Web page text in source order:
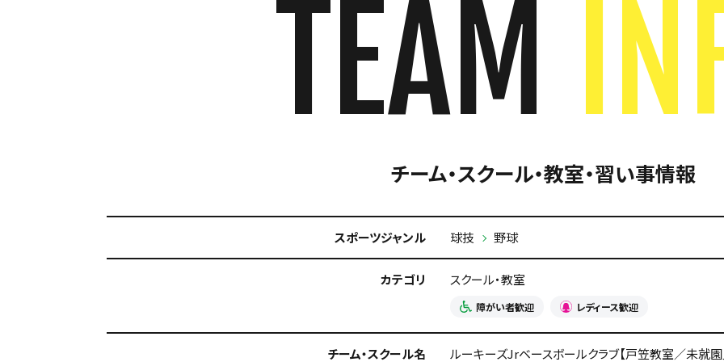
TEAM
チーム・スクール・教室・習い事情報
スポーツジャンル 球技 野球
カテゴリ スクール・教室
障がい者歓迎 レディース歓迎
チーム・スクール名 ルーキーズJrベースボールクラブ【戸笠教室／未就園